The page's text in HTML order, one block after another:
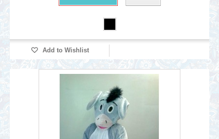
Add to Wishlist